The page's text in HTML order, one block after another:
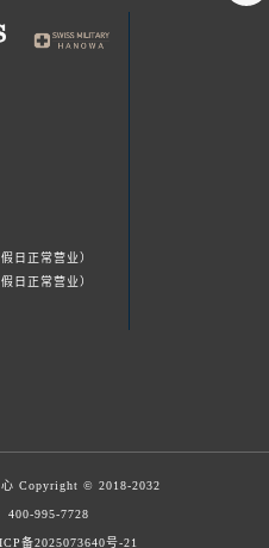
日正常营业）
日正常营业）
Copyright © 2018-2032
400-995-7728
备2025073640号-21